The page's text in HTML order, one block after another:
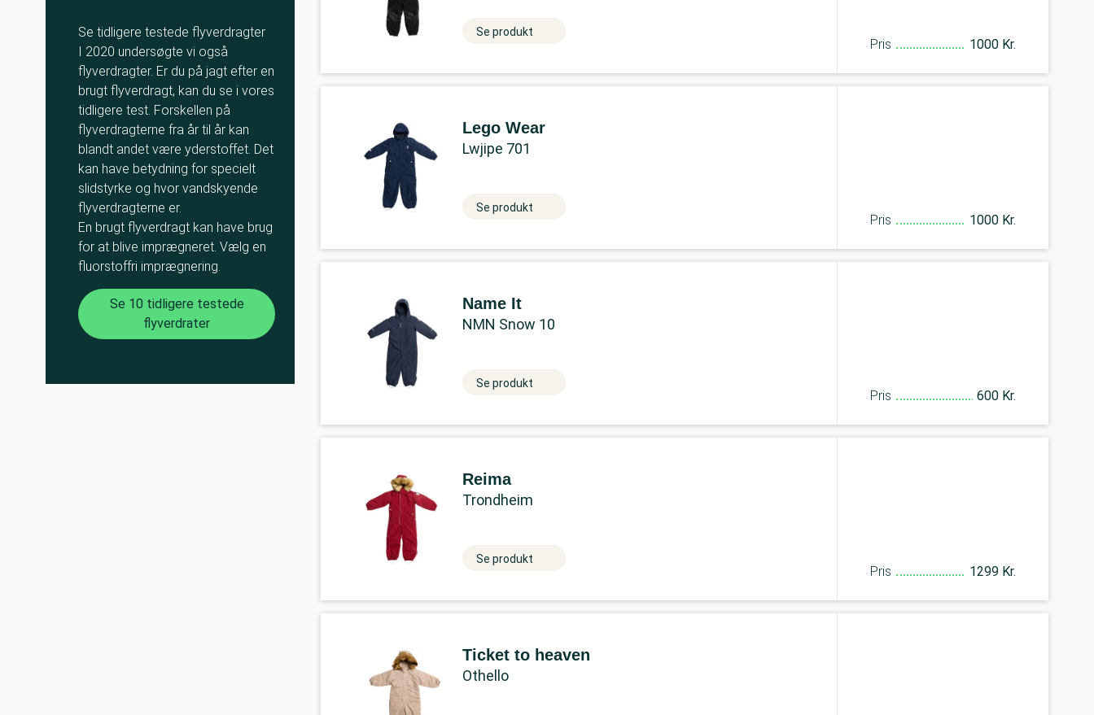
Se tidligere testede flyverdragter
I 2020 undersøgte vi også
flyverdragter. Er du på jagt efter en
brugt flyverdragt, kan du se i vores
tidligere test. Forskellen på
flyverdragterne fra år til år kan
blandt andet være yderstoffet. Det
kan have betydning for specielt
slidstyrke og hvor vandskyende
flyverdragterne er.
En brugt flyverdragt kan have brug
for at blive imprægneret. Vælg en
fluorstoffri imprægnering.
Se 10 tidligere testede
flyverdrater
Se produkt
Pris 1000 Kr.
Lego Wear
Lwjipe 701
Se produkt
Pris 1000 Kr.
Name It
NMN Snow 10
Se produkt
Pris 600 Kr.
Reima
Trondheim
Se produkt
Pris 1299 Kr.
Ticket to heaven
Othello